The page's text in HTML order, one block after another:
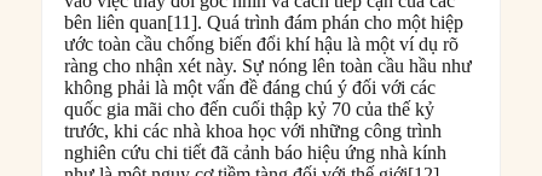
bên liên quan[11]. Quá trình đám phán cho một hiệp
ước toàn cầu chống biến đổi khí hậu là một ví dụ rõ
ràng cho nhận xét này. Sự nóng lên toàn cầu hầu như
không phải là một vấn đề đáng chú ý đối với các
quốc gia mãi cho đến cuối thập kỷ 70 của thế kỷ
trước, khi các nhà khoa học với những công trình
nghiên cứu chi tiết đã cảnh báo hiệu ứng nhà kính